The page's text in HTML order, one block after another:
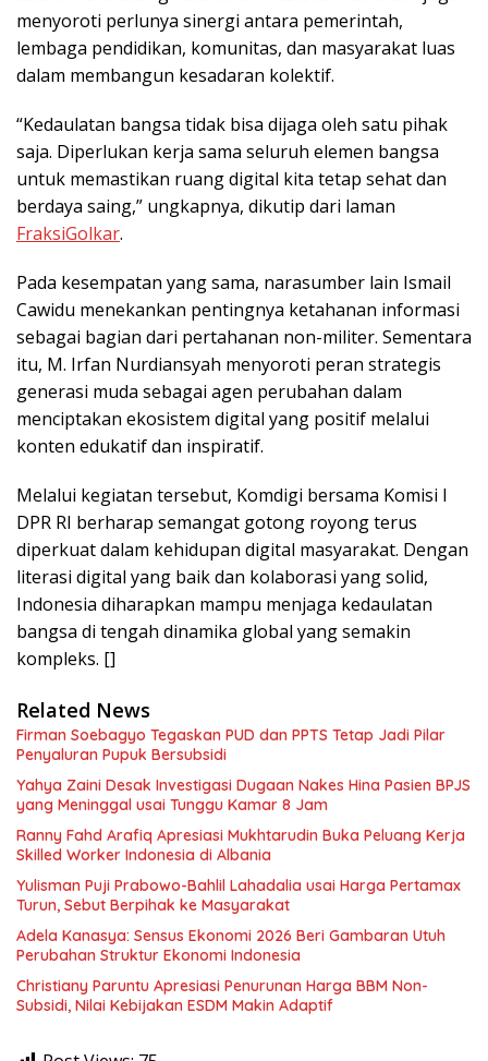
menyoroti perlunya sinergi antara pemerintah,
lembaga pendidikan, komunitas, dan masyarakat luas
dalam membangun kesadaran kolektif.
“Kedaulatan bangsa tidak bisa dijaga oleh satu pihak
saja. Diperlukan kerja sama seluruh elemen bangsa
untuk memastikan ruang digital kita tetap sehat dan
berdaya saing,” ungkapnya, dikutip dari laman
FraksiGolkar.
Pada kesempatan yang sama, narasumber lain Ismail
Cawidu menekankan pentingnya ketahanan informasi
sebagai bagian dari pertahanan non-militer. Sementara
itu, M. Irfan Nurdiansyah menyoroti peran strategis
generasi muda sebagai agen perubahan dalam
menciptakan ekosistem digital yang positif melalui
konten edukatif dan inspiratif.
Melalui kegiatan tersebut, Komdigi bersama Komisi I
DPR RI berharap semangat gotong royong terus
diperkuat dalam kehidupan digital masyarakat. Dengan
literasi digital yang baik dan kolaborasi yang solid,
Indonesia diharapkan mampu menjaga kedaulatan
bangsa di tengah dinamika global yang semakin
kompleks. []
Related News
Firman Soebagyo Tegaskan PUD dan PPTS Tetap Jadi Pilar
Penyaluran Pupuk Bersubsidi
Yahya Zaini Desak Investigasi Dugaan Nakes Hina Pasien BPJS
yang Meninggal usai Tunggu Kamar 8 Jam
Ranny Fahd Arafiq Apresiasi Mukhtarudin Buka Peluang Kerja
Skilled Worker Indonesia di Albania
Yulisman Puji Prabowo-Bahlil Lahadalia usai Harga Pertamax
Turun, Sebut Berpihak ke Masyarakat
Adela Kanasya: Sensus Ekonomi 2026 Beri Gambaran Utuh
Perubahan Struktur Ekonomi Indonesia
Christiany Paruntu Apresiasi Penurunan Harga BBM Non-
Subsidi, Nilai Kebijakan ESDM Makin Adaptif